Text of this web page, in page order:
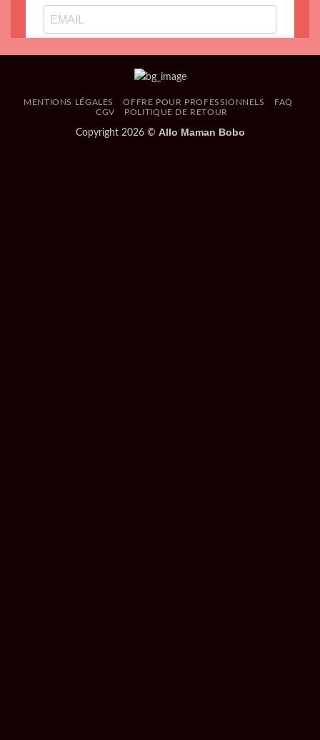
MENTIONS LÉGALES OFFRE POUR PROFESSIONNELS
FAQ
CGV
POLITIQUE DE RETOUR
Copyright 2026 © Allo Maman Bobo